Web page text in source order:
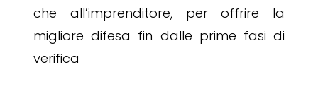
che all’imprenditore, per offrire la
migliore difesa fin dalle prime fasi di
verifica